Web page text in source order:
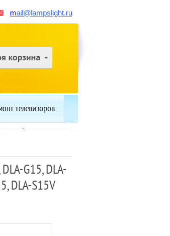
mail @lampslight.ru
телевизоров
G15, DLA-
DLA-S15V